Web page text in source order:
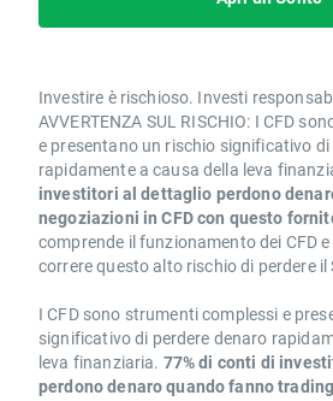
Investire è rischioso. Investi
AVVERTENZA SUL RISCHIO: I CFD
e presentano un rischio significativo
rapidamente a causa della leva
investitori al dettaglio perdono
negoziazioni in CFD con questo
comprende il funzionamento dei CFD
correre questo alto rischio di perdere il
I CFD sono strumenti complessi e
significativo di perdere denaro
leva finanziaria. 77% di conti di
perdono denaro quando fanno